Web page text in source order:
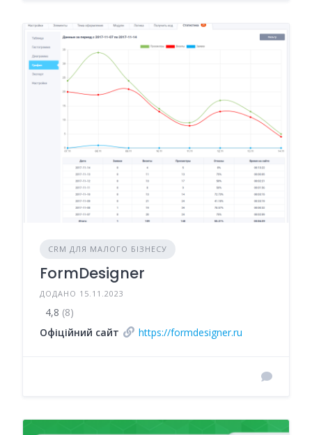
CRM ДЛЯ МАЛОГО БІЗНЕСУ
FormDesigner
ДОДАНО 15.11.2023
4,8 (8)
Офіційний сайт
https://formdesigner.ru